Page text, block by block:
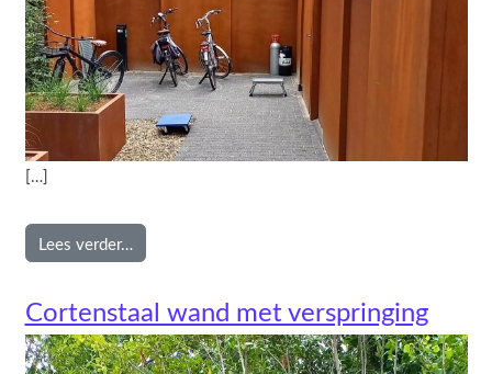
[…]
Lees verder…
Cortenstaal wand met verspringing